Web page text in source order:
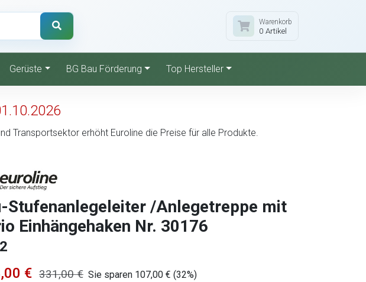
Warenkorb
0 Artikel
Gerüste BG Bau Förderung Top Hersteller
Transportsektor erhöht Euroline die Preise für alle Produkte.
Stufenanlegeleiter /Anlegetreppe mit
Einhängehaken Nr. 30176
€ 331,00 € Sie sparen 107,00 € (32%)